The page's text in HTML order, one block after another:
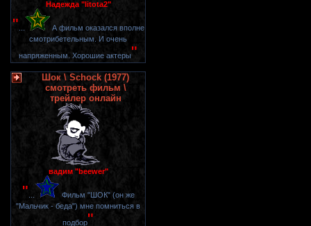
Надежда "litota2"
"
А фильм оказался вполне
смотрибетельным. И очень
напряженным. Хорошие актеры"
Шок \ Schock (1977)
смотреть фильм \
трейлер онлайн
вадим "beewer"
"
Фильм "ШОК" (он же
"Мальчик - беда") мне помниться в
подбор"